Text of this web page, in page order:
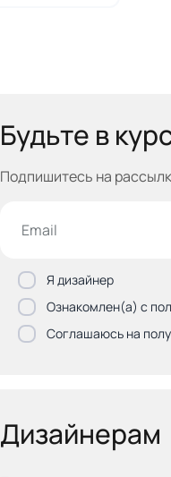
Будьте в
Подпишитесь на
Я дизайнер
Ознакомлен(а) с
Соглашаюсь на
Дизайнерам